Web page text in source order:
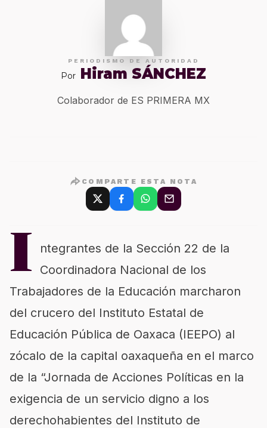
PERIODISMO DE AUTORIDAD
Por Hiram SÁNCHEZ
Colaborador de ES PRIMERA MX
COMPARTE ESTA NOTA
I
ntegrantes de la Sección 22 de la
Coordinadora Nacional de los
Trabajadores de la Educación marcharon
del crucero del Instituto Estatal de
Educación Pública de Oaxaca (IEEPO) al
zócalo de la capital oaxaqueña en el marco
de la “Jornada de Acciones Políticas en la
exigencia de un servicio digno a los
derechohabientes del Instituto de